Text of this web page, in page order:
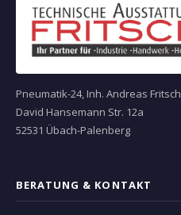
Pneumatik-24, Inh. Andreas Fritsch
David Hansemann Str. 12a
52531 Übach-Palenberg
BERATUNG & KONTAKT